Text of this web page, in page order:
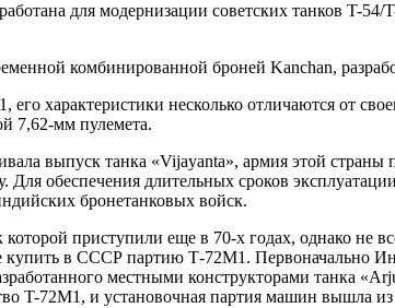
для модернизации советских танков T-
комбинированной броней Kanchan,
характеристики несколько отличаются от
7,62-мм пулемета.
выпуск танка «Vijayanta», армия этой
обеспечения длительных сроков
бронетанковых войск.
приступили еще в 70-х годах, однако не
в СССР партию Т-72М1. Первоначально
местными конструкторами танка
T-72M1, и установочная партия машин вышла из